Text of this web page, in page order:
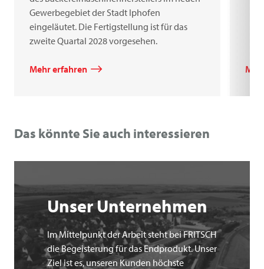
Gewerbegebiet der Stadt Iphofen
eingeläutet. Die Fertigstellung ist für das
zweite Quartal 2028 vorgesehen.
Mehr erfahren
Das könnte Sie auch interessieren
Unser Unternehmen
Im Mittelpunkt der Arbeit steht bei FRITSCH
die Begeisterung für das Endprodukt. Unser
Ziel ist es, unseren Kunden höchste